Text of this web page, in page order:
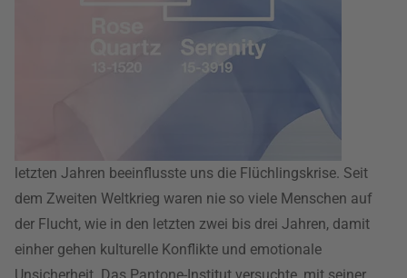
letzten Jahren beeinflusste uns die Flüchlingskrise. Seit
dem Zweiten Weltkrieg waren nie so viele Menschen auf
der Flucht, wie in den letzten zwei bis drei Jahren, damit
einher gehen kulturelle Konflikte und emotionale